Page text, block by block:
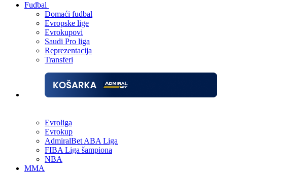
Fudbal
Domaći fudbal
Evropske lige
Evrokupovi
Saudi Pro liga
Reprezentacija
Transferi
Evroliga
Evrokup
AdmiralBet ABA Liga
FIBA Liga šampiona
NBA
MMA